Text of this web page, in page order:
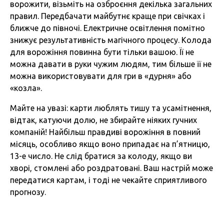
ворожити, візьміть на озброєння декілька загальних
правил. Передбачати майбутнє краще при свічках і
ближче до півночі. Електричне освітлення помітно
знижує результативність магічного процесу. Колода
для ворожіння повинна бути тільки вашою. Її не
можна давати в руки чужим людям, тим більше її не
можна використовувати для гри в «дурня» або
«козла».
Майте на увазі: карти люблять тишу та усамітнення,
відтак, катуючи долю, не збирайте ніяких гучних
компаній! Найбільш правдиві ворожіння в повний
місяць, особливо якщо воно припадає на п’ятницю,
13-е число. Не слід братися за колоду, якщо ви
хворі, стомлені або роздратовані. Ваш настрій може
передатися картам, і тоді не чекайте сприятливого
прогнозу.